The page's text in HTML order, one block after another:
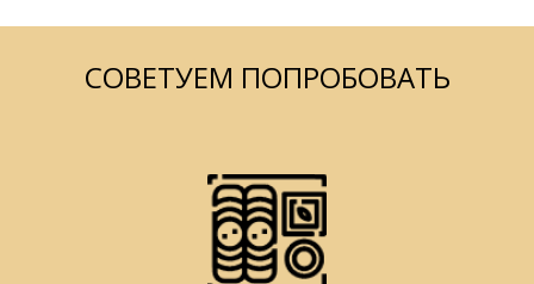
СОВЕТУЕМ ПОПРОБОВАТЬ